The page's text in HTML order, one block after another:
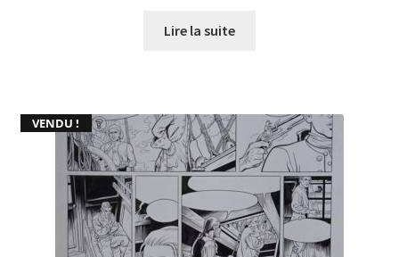
Lire la suite
VENDU !